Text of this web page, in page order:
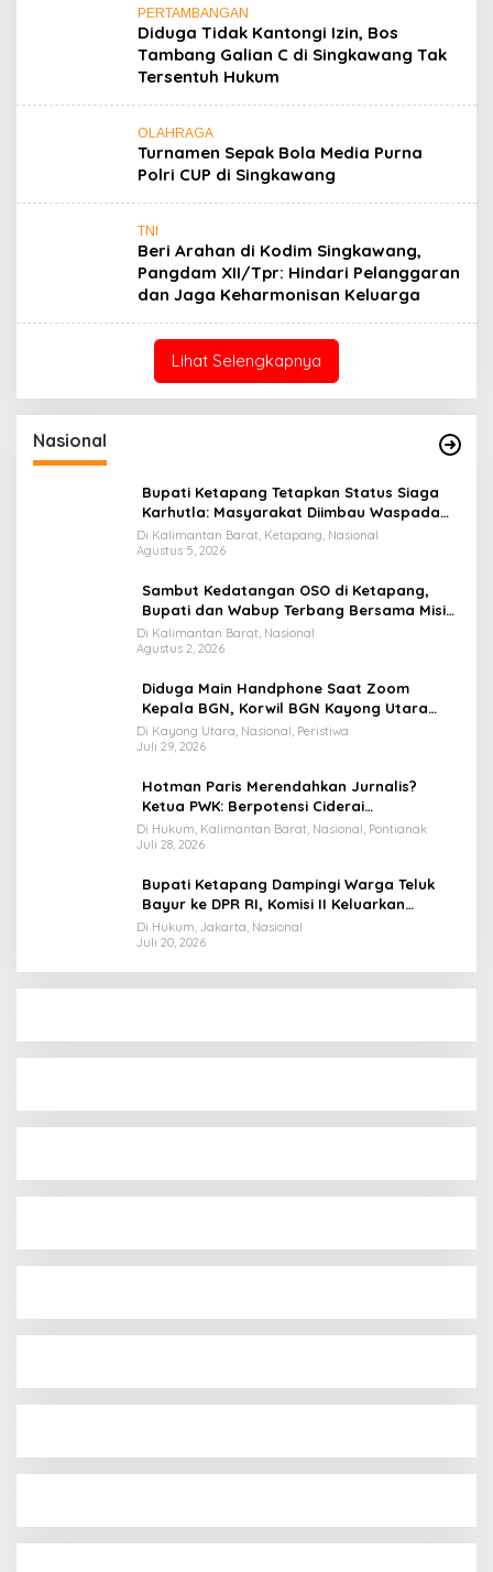
PERTAMBANGAN
Diduga Tidak Kantongi Izin, Bos
Tambang Galian C di Singkawang Tak
Tersentuh Hukum
OLAHRAGA
Turnamen Sepak Bola Media Purna
Polri CUP di Singkawang
TNI
Beri Arahan di Kodim Singkawang,
Pangdam XII/Tpr: Hindari Pelanggaran
dan Jaga Keharmonisan Keluarga
Lihat Selengkapnya
Nasional
Bupati Ketapang Tetapkan Status Siaga
Karhutla: Masyarakat Diimbau Waspada
Cuaca Ekstrem
Di Kalimantan Barat, Ketapang, Nasional
Agustus 5, 2026
Sambut Kedatangan OSO di Ketapang,
Bupati dan Wabup Terbang Bersama Misi
Keberkahan MTQ XXXIV di Kayong Utara
Di Kalimantan Barat, Nasional
Agustus 2, 2026
Diduga Main Handphone Saat Zoom
Kepala BGN, Korwil BGN Kayong Utara
Terancam Dimutasi ke Papua
Di Kayong Utara, Nasional, Peristiwa
Juli 29, 2026
Hotman Paris Merendahkan Jurnalis?
Ketua PWK: Berpotensi Ciderai
Penghormatan
Di Hukum, Kalimantan Barat, Nasional, Pontianak
Juli 28, 2026
Bupati Ketapang Dampingi Warga Teluk
Bayur ke DPR RI, Komisi II Keluarkan
Rekomendasi Tegas Soal Konflik Lahan PT
PTS
Di Hukum, Jakarta, Nasional
Juli 20, 2026